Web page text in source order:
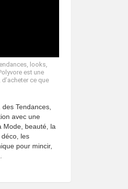
looks,
est une
ce que
Tendances,
avec une
Mode, beauté, la
les
pour mincir,